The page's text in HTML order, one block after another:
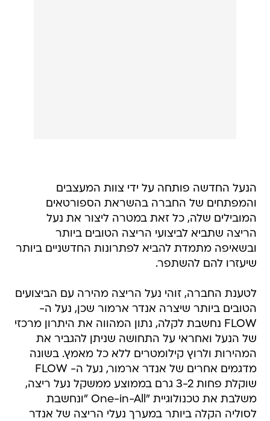
הנעל החדשה פותחה על ידי צוות המעצבים
והמפתחים של החברה בהשראת הספורטאים
המובילים שלה, כל זאת במטרה ליצור את נעל
הריצה שתביא לביצועי הריצה הטובים ביותר
ובשאיפה מתמדת להביא לפתרונות החדשניים ביותר
שיעזרו להם להשתפר.
לטענת החברה, זוהי נעל הריצה מהירה עם הביצועים
הטובים ביותר שיצרה אנדר ארמור שכן, נעל ה-
FLOW נחשבת לקלה, נתון המהווה את היתרון מרכזי
של הנעל ואחראי על התחושה שניתן להגביר את
המהירות ולרוץ קילומטרים ללא כל מאמץ. בשונה
מדגמים אחרים של אנדר ארמור, נעל ה- FLOW
שוקלת פחות 3-2 גרם בממוצע ממשקל נעל ריצה,
משלבת את טכנולוגיית "One-in-All "ונחשבת
לסוליה הקלה ביותר במערך נעלי הריצה של אנדר